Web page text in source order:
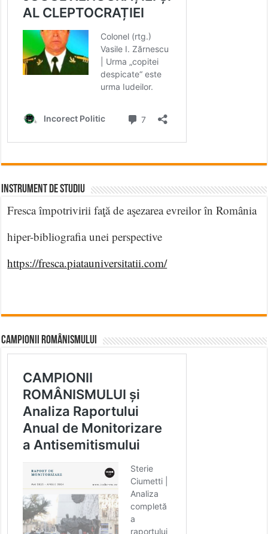
INSTRUMENT DE STUDIU
Fresca împotrivirii faţă de aşezarea evreilor în România
hiper-bibliografia unei perspective
https://fresca.piatauniversitatii.com/
CAMPIONII ROMÂNISMULUI